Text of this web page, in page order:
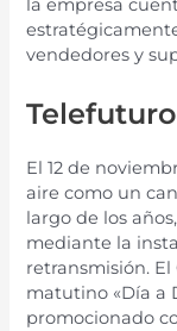
la empresa cu
estratégicament
vendedores y
Telefuturo
El 12 de noviem
aire como un
largo de los años,
mediante la inst
retransmisión. El
matutino «Día a
promocionado